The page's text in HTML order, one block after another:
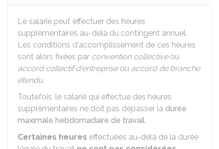
Le salarié peut effectuer des heures
supplémentaires au-delà du contingent annuel.
Les conditions d'accomplissement de ces heures
sont alors fixées par convention collectiveou
accord collectif d'entrepriseou accord de branche
étendu.
Toutefois, le salarié qui effectue des heures
supplémentaires ne doit pas dépasser la durée
maximale hebdomadaire de travail.
Certaines heures effectuées au-delà de la durée